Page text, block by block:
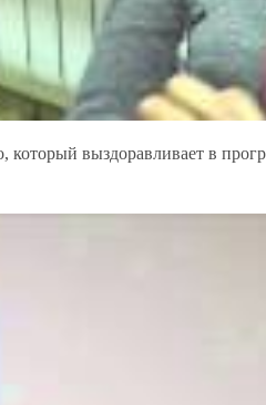
который выздоравливает в